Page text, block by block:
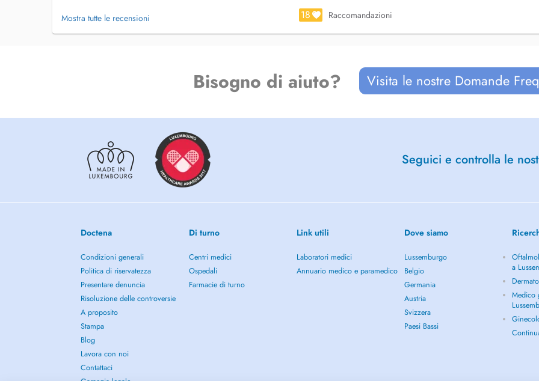
Mostra tutte le recensioni 18 Raccomandazioni
Bisogno di aiuto? Visita le nostre Domande
Seguici e controlla le
Doctena
Condizioni generali
Politica di riservatezza
Presentare denuncia
Risoluzione delle controversie
A proposito
Stampa
Blog
Lavora con noi
Contattaci
Di turno
Centri medici
Ospedali
Farmacie di turno
Link utili
Laboratori medici
Annuario medico e paramedico
Dove siamo
Lussemburgo
Belgio
Germania
Austria
Svizzera
Paesi Bassi
a
Medico